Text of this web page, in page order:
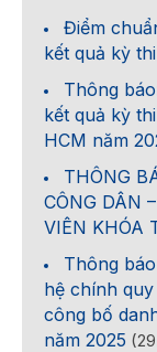
Điểm
kết quả kỳ
Thông
kết quả kỳ
HCM năm
THÔNG
CÔNG DÂN
VIÊN KHÓA
Thông
hệ chính
công bố
năm 2025